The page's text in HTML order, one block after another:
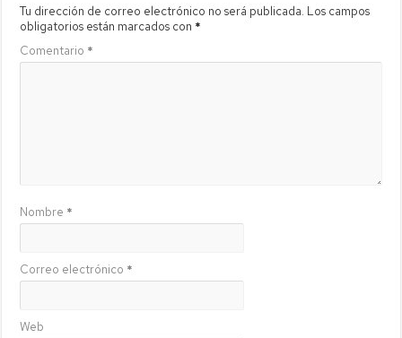
Tu dirección de correo electrónico no será publicada. Los campos
obligatorios están marcados con *
Comentario *
Nombre *
Correo electrónico *
Web